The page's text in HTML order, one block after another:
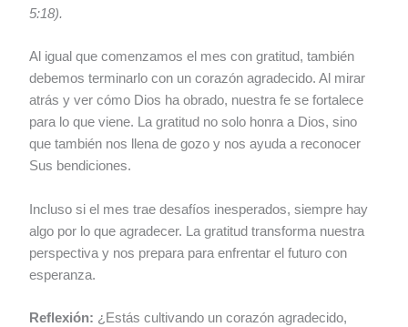
5:18).
Al igual que comenzamos el mes con gratitud, también
debemos terminarlo con un corazón agradecido. Al mirar
atrás y ver cómo Dios ha obrado, nuestra fe se fortalece
para lo que viene. La gratitud no solo honra a Dios, sino
que también nos llena de gozo y nos ayuda a reconocer
Sus bendiciones.
Incluso si el mes trae desafíos inesperados, siempre hay
algo por lo que agradecer. La gratitud transforma nuestra
perspectiva y nos prepara para enfrentar el futuro con
esperanza.
Reflexión: ¿Estás cultivando un corazón agradecido,